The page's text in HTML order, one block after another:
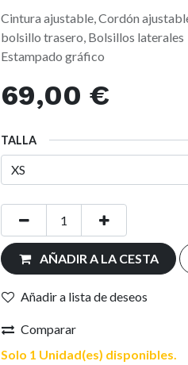
Cintura ajustable, Cordón
bolsillo trasero, Bolsillos laterales
Estampado gráfico
69,00 €
TALLA
AÑADIR A LA CESTA
Añadir a lista de deseos
Comparar
Solo 1 Unidad(es) disponibles.